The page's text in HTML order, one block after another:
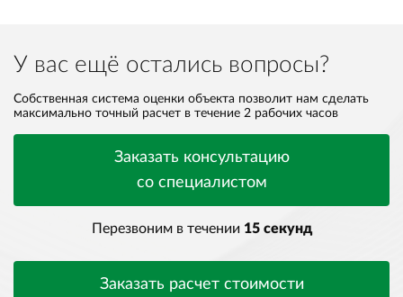
У вас ещё остались вопросы?
Собственная система оценки объекта позволит нам сделать
максимально точный расчет в течение 2 рабочих часов
Заказать консультацию
со специалистом
Перезвоним в течении 15 секунд
Заказать расчет стоимости